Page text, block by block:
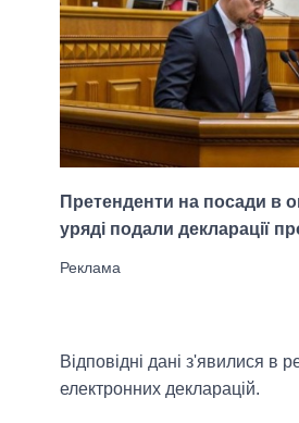
Претенденти на посади в
уряді подали декларації
Відповідні дані з'явилися в
електронних декларацій.